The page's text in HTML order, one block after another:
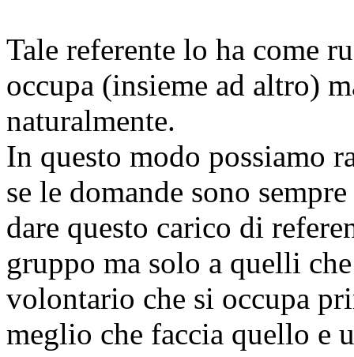
Tale referente lo ha come
occupa (insieme ad altro)
naturalmente.
In questo modo possiamo
se le domande sono
dare questo carico di
gruppo ma solo a quelli
volontario che si occupa
meglio che faccia quello e